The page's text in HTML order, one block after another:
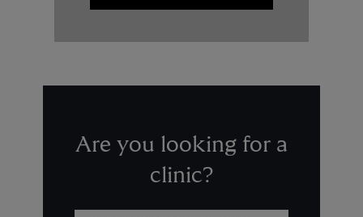
Are you looking for a
clinic?